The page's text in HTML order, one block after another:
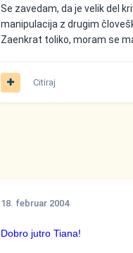
Se zavedam, da je velik del
manipulacija z drugim
Zaenkrat toliko, moram se
Citiraj
18. februar 2004
Dobro jutro Tiana!